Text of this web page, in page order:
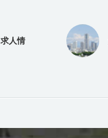
人情